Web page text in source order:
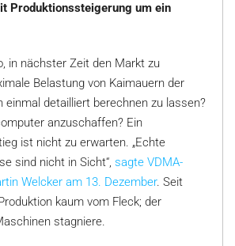
Produktionssteigerung um ein
in nächster Zeit den Markt zu
Belastung von Kaimauern der
einmal detailliert berechnen zu lassen?
anzuschaffen? Ein
ist nicht zu erwarten. „Echte
sind nicht in Sicht“, sagte VDMA-
Welcker am 13. Dezember. Seit
kaum vom Fleck; der
stagniere.